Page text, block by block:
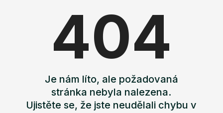
404
Je nám líto, ale požadovaná
stránka nebyla nalezena.
Ujistěte se, že jste neudělali chybu v